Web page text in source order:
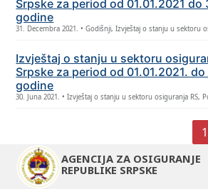
Srpske za period od 01.01.2021 do
godine
31. Decembra 2021. • Godišnji, Izvještaj o stanju u sektoru
Izvještaj o stanju u sektoru
Srpske za period od 01.01.2021.
godine
30. Juna 2021. • Izvještaj o stanju u sektoru osiguranja RS,
1
AGENCIJA ZA OSIGURANJE
REPUBLIKE SRPSKE